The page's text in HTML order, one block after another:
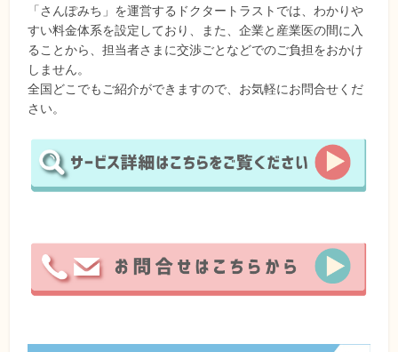
「さんぽみち」を運営するドクタートラストでは、わかりや
すい料金体系を設定しており、また、企業と産業医の間に入
ることから、担当者さまに交渉ごとなどでのご負担をおかけ
しません。
全国どこでもご紹介ができますので、お気軽にお問合せくだ
さい。